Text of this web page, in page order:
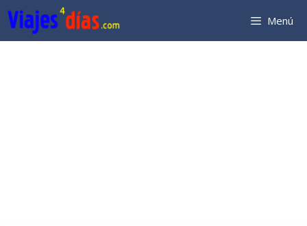
Saltar
al
contenido
Menú